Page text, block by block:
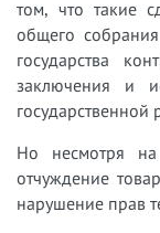
том, что такие
общего
государства
заключения и
Но несмотря
отчуждение
нарушение прав